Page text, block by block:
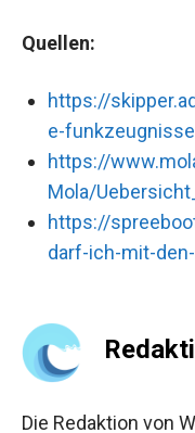
Quellen:
https://
e-
https://
Mola/
https://
darf-ich-mit-
Die Redaktion von